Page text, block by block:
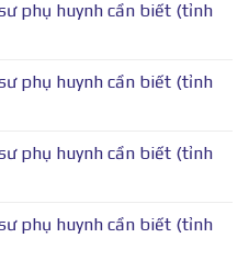
phụ huynh cần biết (tỉnh
phụ huynh cần biết (tỉnh
phụ huynh cần biết (tỉnh
phụ huynh cần biết (tỉnh